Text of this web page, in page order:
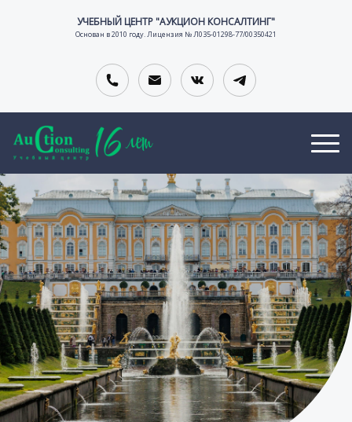
УЧЕБНЫЙ ЦЕНТР "АУКЦИОН КОНСАЛТИНГ"
Основан в 2010 году. Лицензия № Л035-01298-77/00350421
организации
О
Т
З
Ы
В
Ы
К
А
Н
С
И
И
К
О
Н
Т
А
К
Ы